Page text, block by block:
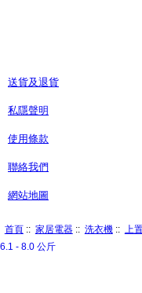
送貨及退貨
私隱聲明
使用條款
聯絡我們
網站地圖
首頁:: 家居電器:: 洗衣機:: 上
6.1 - 8.0 公斤